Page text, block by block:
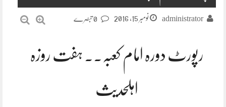
administrator نومبر 15, 2016
رپورٹ دورہ امام کعبہ۔۔ ہفت روزہ
اہلحدیث